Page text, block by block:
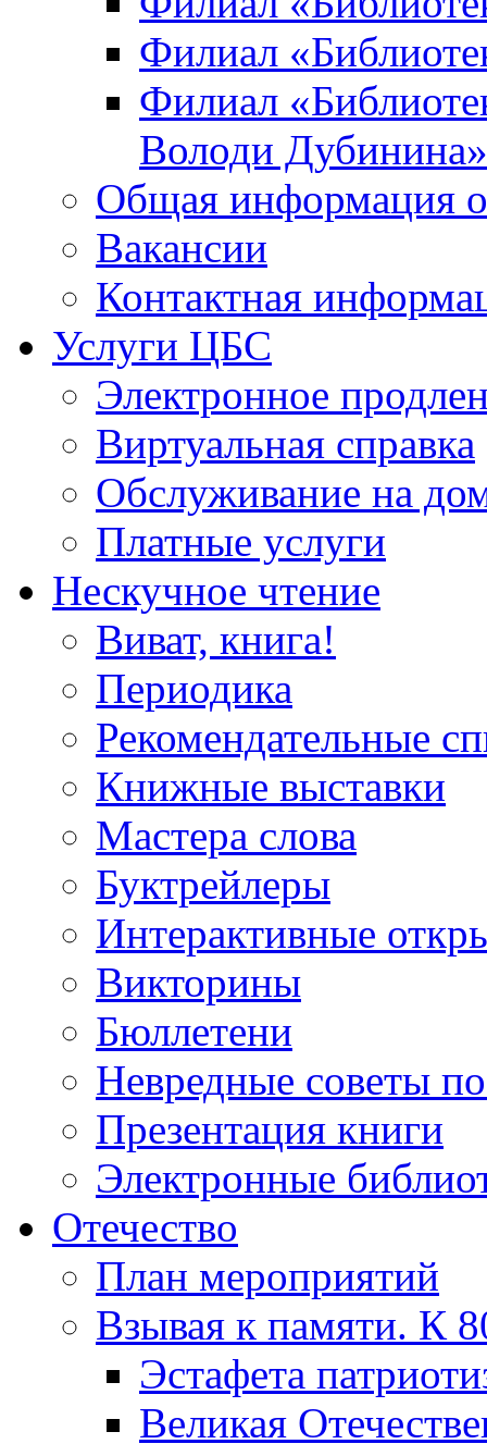
Филиал
Филиал
Володи Дубинина»
Общая информация
Вакансии
Контактная
Услуги ЦБС
Электронное
Виртуальная справка
Обслуживание на
Платные услуги
Нескучное чтение
Виват, книга!
Периодика
Рекомендательные
Книжные выставки
Мастера слова
Буктрейлеры
Интерактивные
Викторины
Бюллетени
Невредные советы
Презентация книги
Электронные
Отечество
План мероприятий
Взывая к памяти. К
Эcтафета
Великая